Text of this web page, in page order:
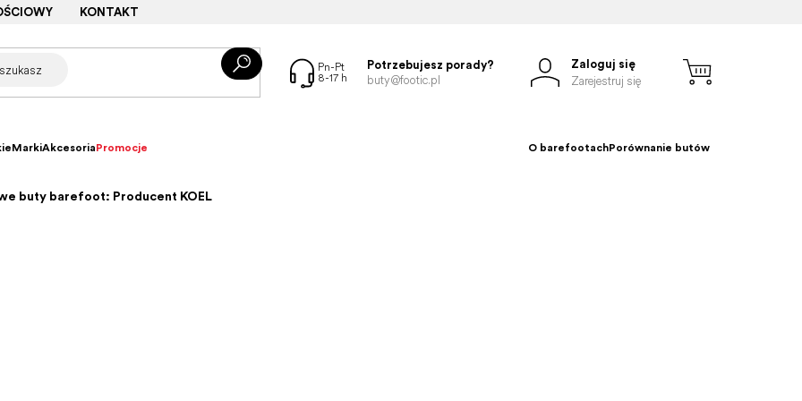
KONTAKT
Potrzebujesz porady?
buty@footic.pl
Zaloguj się
Zarejestruj się
MarkiAkcesoriaPromocje O barefootachPorównanie butów
buty barefoot: Producent KOEL